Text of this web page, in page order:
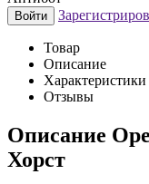
Войти
Товар
Описание
Характеристики
Отзывы
Описание
Хорст